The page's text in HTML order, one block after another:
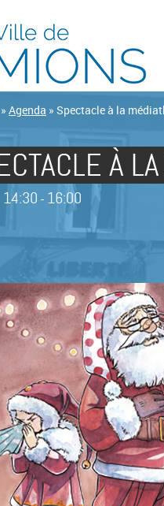
» Agenda » Spectacle à la
À
14:30 - 16:00